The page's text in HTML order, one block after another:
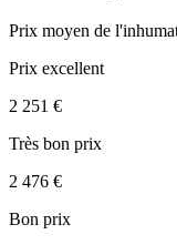
Prix moyen de
Prix excellent
2 251 €
Très bon prix
2 476 €
Bon prix